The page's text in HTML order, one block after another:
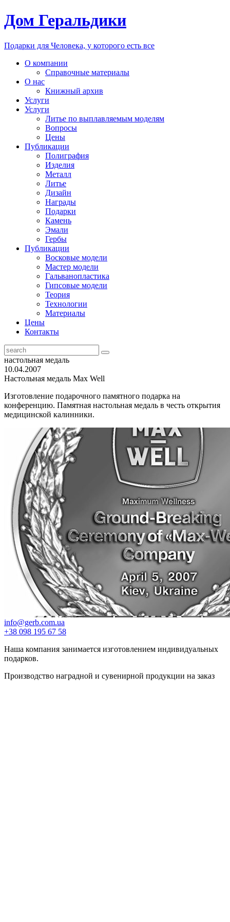
Дом Геральдики
Подарки для Человека, у которого есть все
О компании
Справочные материалы
О нас
Книжный архив
Услуги
Услуги
Литье по выплавляемым моделям
Вопросы
Цены
Публикации
Полиграфия
Изделия
Металл
Литье
Дизайн
Награды
Подарки
Камень
Эмали
Гербы
Публикации
Восковые модели
Мастер модели
Гальванопластика
Гипсовые модели
Теория
Технологии
Материалы
Цены
Контакты
настольная медаль
10.04.2007
Настольная медаль Max Well
Изготовление подарочного памятного подарка на
конференцию. Памятная настольная медаль в честь открытия
медицинской калинники.
info@gerb.com.ua
+38 098 195 67 58
Наша компания занимается изготовлением индивидуальных
подарков.
Производство наградной и сувенирной продукции на заказ